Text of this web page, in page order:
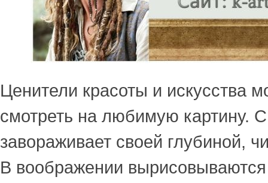
Ценители красоты и искусства
смотреть на любимую картину.
завораживает своей глубиной,
В воображении